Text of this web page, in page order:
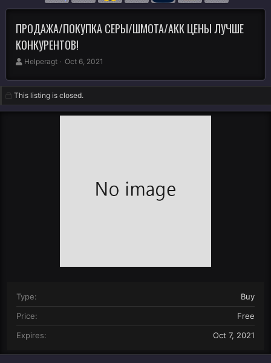
ПРОДАЖА/ПОКУПКА СЕРЫ/ШМОТА/АКК ЦЕНЫ ЛУЧШЕ
КОНКУРЕНТОВ!
A
t
h
o
Helperagt
C
e
a
t
i
Oct 6, 2021
This listing is closed.
Type
Buy
Price
Free
Expires
Oct 7, 2021